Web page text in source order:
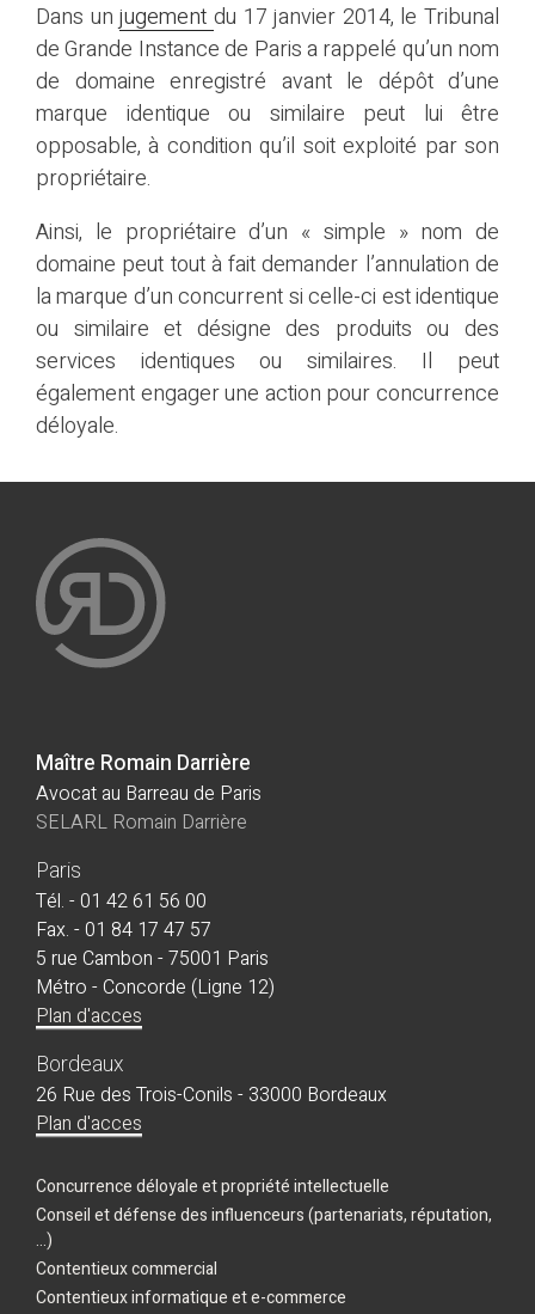
Dans unjugement du 17 janvier 2014, le Tribunal
de Grande Instance de Paris a rappelé qu’un nom
de domaine enregistré avant le dépôt d’une
marque identique ou similaire peut lui être
opposable, à condition qu’il soit exploité par son
propriétaire.
Ainsi, le propriétaire d’un « simple » nom de
domaine peut tout à fait demander l’annulation de
la marque d’un concurrent si celle-ci est identique
ou similaire et désigne des produits ou des
services identiques ou similaires. Il peut
également engager une action pour concurrence
déloyale.
Maître Romain Darrière
Avocat au Barreau de Paris
SELARL Romain Darrière
Paris
Tél. - 01 42 61 56 00
Fax. - 01 84 17 47 57
5 rue Cambon - 75001 Paris
Métro - Concorde (Ligne 12)
Plan d'acces
Bordeaux
26 Rue des Trois-Conils - 33000 Bordeaux
Plan d'acces
Concurrence déloyale et propriété intellectuelle
Conseil et défense des influenceurs (partenariats, réputation,
...)
Contentieux commercial
Contentieux informatique et e-commerce